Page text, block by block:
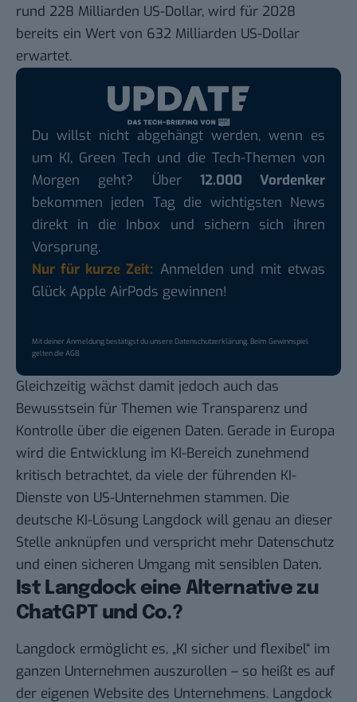
rund 228 Milliarden US-Dollar, wird für 2028
bereits ein Wert von 632 Milliarden US-Dollar
erwartet.
Du willst nicht abgehängt werden, wenn es
um KI, Green Tech und die Tech-Themen von
Morgen geht? Über 12.000 Vordenker
bekommen jeden Tag die wichtigsten News
direkt in die Inbox und sichern sich ihren
Vorsprung.
Nur für kurze Zeit: Anmelden und mit etwas
Glück Apple AirPods gewinnen!
Mit deiner Anmeldung bestätigst du unsereDatenschutzerklärung. Beim Gewinnspiel
gelten dieAGB.
Gleichzeitig wächst damit jedoch auch das
Bewusstsein für Themen wie Transparenz und
Kontrolle über die eigenen Daten. Gerade in Europa
wird die Entwicklung im KI-Bereich zunehmend
kritisch betrachtet, da viele der führenden KI-
Dienste von US-Unternehmen stammen. Die
deutsche KI-Lösung Langdock will genau an dieser
Stelle anknüpfen und verspricht mehr Datenschutz
und einen sicheren Umgang mit sensiblen Daten.
Ist Langdock eine Alternative zu
ChatGPT und Co.?
Langdock ermöglicht es, „KI sicher und flexibel“ im
ganzen Unternehmen auszurollen – so heißt es auf
der eigenen Website des Unternehmens. Langdock